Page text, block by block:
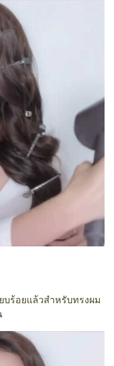
บร้อยแล้วสำหรับทรงผม